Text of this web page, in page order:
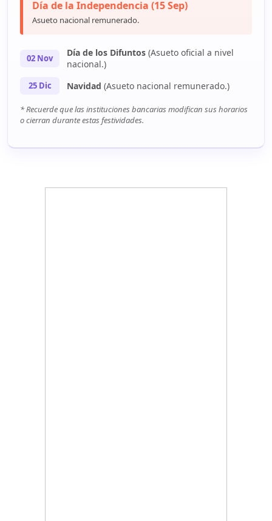
Día de la Independencia (15 Sep)
Asueto nacional remunerado.
02 Nov Día de los Difuntos (Asueto oficial a nivel
nacional.)
25 Dic Navidad (Asueto nacional remunerado.)
* Recuerde que las instituciones bancarias modifican sus horarios
o cierran durante estas festividades.